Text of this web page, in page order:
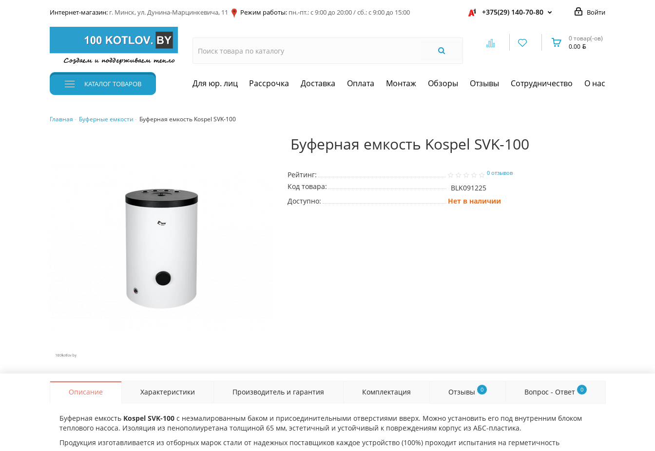
Интернет-магазин: г. Минск, ул. Дунина-Марцинкевича, 11 Режим работы: пн.-пт.: с 9:00 до 20:00 / сб.: с 9:00 до 15:00 Войти
+375(29) 140-70-80
0 товар(-ов)
0.00
КАТАЛОГТОВАРОВ Для юр. лиц Рассрочка Доставка Оплата Монтаж Обзоры Отзывы Сотрудничество О нас
Главная Буферные емкости Буферная емкость Kospel SVK-100
Буферная емкость Kospel SVK-100
Рейтинг: 0 отзывов
Код товара:
BLK091225
Доступно:
Нет в наличии
Описание Характеристики Производитель и гарантия Комплектация Отзывы 0 Вопрос - Ответ 0
Буферная емкость Kospel SVK-100 с неэмалированным баком и присоединительными отверстиями вверх. Можно установить его под внутренним блоком
теплового насоса. Изоляция из пенополиуретана толщиной 65 мм, эстетичный и устойчивый к повреждениям корпус из АБС-пластика.
Продукция изготавливается из отборных марок стали от надежных поставщиков каждое устройство (100%) проходит испытания на герметичность